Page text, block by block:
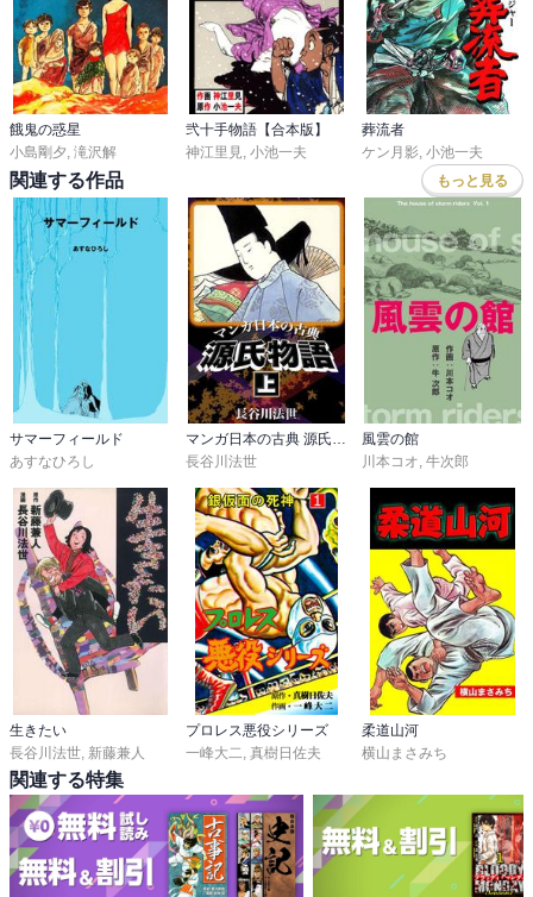
餓鬼の惑星
小島剛夕 滝沢解
弐十手物語【合本版】
神江里見
小池一夫
葬流者
ケン月影 小池一夫
関連する作品 もっと見る
サマーフィールド
あすなひろし
マンガ日本の古典 源氏物語
長谷川法世
風雲の館
川本コオ, 牛次郎
生きたい
長谷川法世 新藤兼人
プロレス悪役シリーズ
一峰大二 真樹日佐夫
柔道山河
横山まさみち
関連する特集